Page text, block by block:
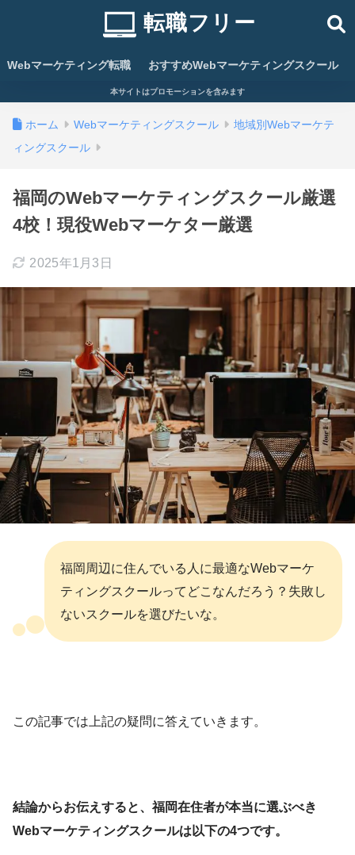
転職フリー
Webマーケティング転職 おすすめWebマーケティングスクール
本サイトはプロモーションを含みます
ホーム Webマーケティングスクール
地域別Webマーケテ
ィングスクール
福岡のWebマーケティングスクール厳選
4校！現役Webマーケター厳選
2025年1月3日
福岡周辺に住んでいる人に最適なWebマーケ
ティングスクールってどこなんだろう？失敗し
ないスクールを選びたいな。
この記事では上記の疑問に答えていきます。
結論からお伝えすると、福岡在住者が本当に選ぶべき
Webマーケティングスクールは以下の4つです。